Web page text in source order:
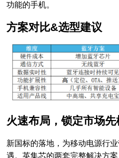
功能的手机。
方案对比&选型建议
火速布局，锁定市场先
新国标的落地，为移动电源行
遇。英集芯的两套完整解决方